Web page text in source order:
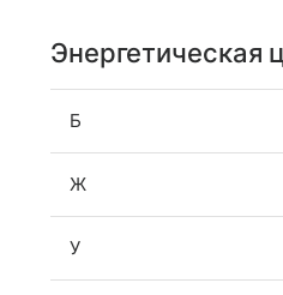
Энергетическая
Б
Ж
У